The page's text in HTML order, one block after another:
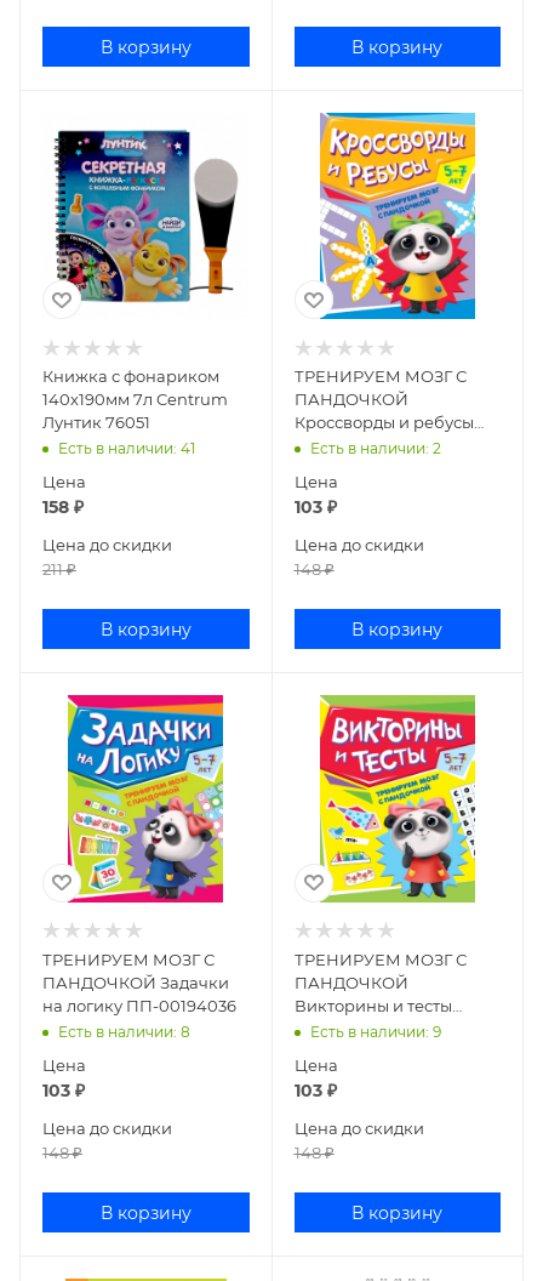
В корзину В корзину
Книжка с фонариком
140х190мм 7л Centrum
Лунтик 76051
Есть в наличии: 41
Цена
158 ₽
Цена до скидки
211₽
В корзину
ТРЕНИРУЕМ МОЗГ С
ПАНДОЧКОЙ
Кроссворды и ребусы
ПП-0019438
Есть в наличии: 2
Цена
103₽
Цена до скидки
148₽
В корзину
ТРЕНИРУЕМ МОЗГ С
ПАНДОЧКОЙ Задачки
на логику ПП-00194036
Есть в наличии: 8
Цена
103 ₽
Цена до скидки
148₽
В корзину
ТРЕНИРУЕМ МОЗГ С
ПАНДОЧКОЙ
Викторины и тесты
ПП-00194035
Есть в наличии: 9
Цена
103₽
Цена до скидки
148₽
В корзину